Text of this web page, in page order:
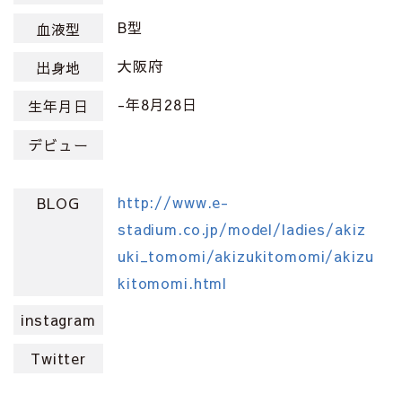
血液型
B型
出身地 大阪府
生年月日 -年8月28日
デビュー
BLOG
http://www.e-
stadium.co.jp/model/ladies/akiz
uki_tomomi/akizukitomomi/akizu
kitomomi.html
instagram
Twitter